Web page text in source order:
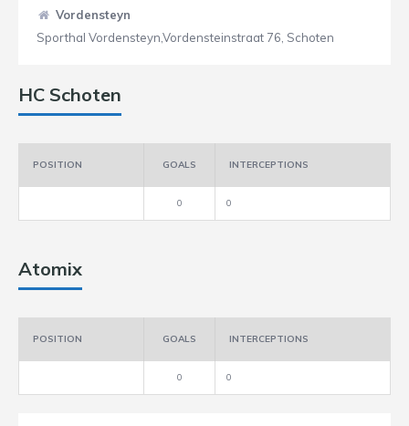
Vordensteyn
Sporthal Vordensteyn,Vordensteinstraat 76, Schoten
HC Schoten
POSITION GOALS INTERCEPTIONS
0 0
Atomix
POSITION GOALS INTERCEPTIONS
0 0